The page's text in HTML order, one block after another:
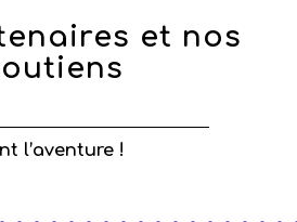
et nos
l’aventure !